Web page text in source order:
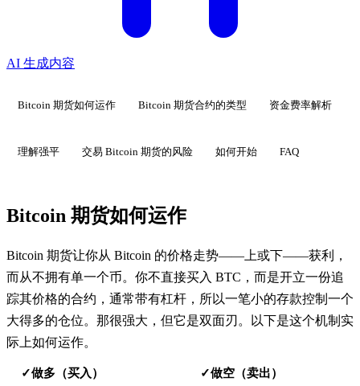
AI 生成内容
Bitcoin 期货如何运作 Bitcoin 期货合约的类型 资金费率解析
理解强平 交易 Bitcoin 期货的风险 如何开始 FAQ
Bitcoin 期货如何运作
Bitcoin 期货让你从 Bitcoin 的价格走势——上或下——获利，
而从不拥有单一个币。你不直接买入 BTC，而是开立一份追
踪其价格的合约，通常带有杠杆，所以一笔小的存款控制一个
大得多的仓位。那很强大，但它是双面刃。以下是这个机制实
际上如何运作。
✓做多（买入） ✓做空（卖出）